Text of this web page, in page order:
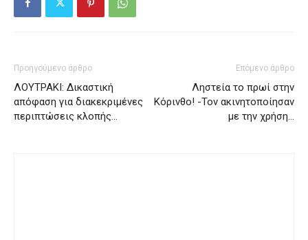
Προηγούμενο άρθρο
ΛΟΥΤΡΑΚΙ: Δικαστική
απόφαση για διακεκριμένες
περιπτώσεις κλοπής…
Επόμενο άρθρο
Ληστεία το πρωί στην
Κόρινθο! -Τον ακινητοποίησαν
με την χρήση…